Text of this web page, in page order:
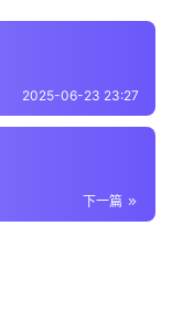
2025-06-23 23:27
下一篇